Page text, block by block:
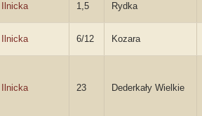
Ilnicka 1,5 Rydka
Ilnicka 6/12 Kozara
Ilnicka 23 Dederkały Wielkie